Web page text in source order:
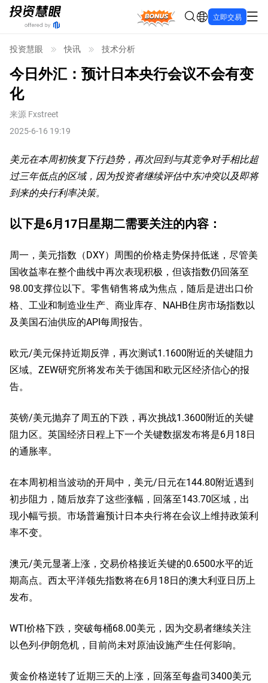
Bonus 立即交易
投资慧眼 快讯 技术分析
今日外汇：预计日本央行会议不会有变
化
来源 Fxstreet
2025-6-16 19:19
美元在本周初恢复下行趋势，再次回到与其竞争对手相比超
过三年低点的区域，因为投资者继续评估中东冲突以及即将
到来的央行利率决策。
以下是6月17日星期二需要关注的内容：
周一，美元指数（DXY）周围的价格走势保持低迷，尽管美
国收益率在整个曲线中再次表现积极，但该指数仍回落至
98.00支撑位以下。零售销售将成为焦点，随后是进出口价
格、工业和制造业生产、商业库存、NAHB住房市场指数以
及美国石油供应的API每周报告。
欧元/美元保持近期反弹，再次测试1.1600附近的关键阻力
区域。ZEW研究所将发布关于德国和欧元区经济信心的报
告。
英镑/美元抛弃了周五的下跌，再次挑战1.3600附近的关键
阻力区。英国经济日程上下一个关键数据发布将是6月18日
的通胀率。
在本周初相当波动的开局中，美元/日元在144.80附近遇到
初步阻力，随后放弃了这些涨幅，回落至143.70区域，出
现小幅亏损。市场普遍预计日本央行将在会议上维持政策利
率不变。
澳元/美元显著上涨，交易价格接近关键的0.6500水平的近
期高点。西太平洋领先指数将在6月18日的澳大利亚日历上
发布。
WTI价格下跌，突破每桶68.00美元，因为交易者继续关注
以色列-伊朗危机，目前尚未对原油设施产生任何影响。
黄金价格逆转了近期三天的上涨，回落至每盎司3400美元